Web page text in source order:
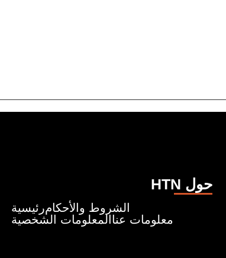
HTN حول
رئيسيةالشروط والأحكام
المعلومات الشخصية معلومات عنا